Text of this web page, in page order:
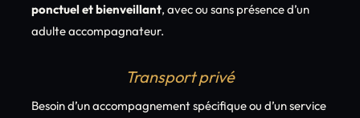
ponctuel et bienveillant, avec ou sans présence d’un
adulte accompagnateur.
Transport privé
Besoin d’un accompagnement spécifique ou d’un service